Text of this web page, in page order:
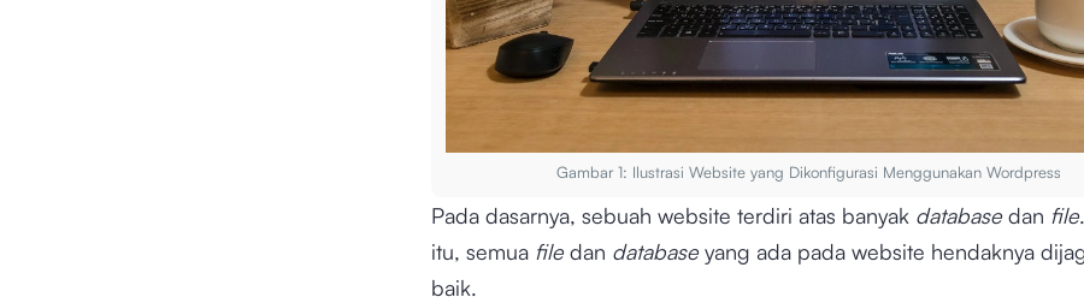
Gambar 1: Ilustrasi Website yang Dikonfigurasi Menggunakan Wordpress
Pada dasarnya, sebuah website terdiri atas banyak databasedan file
itu, semua filedan database yang ada pada website hendaknya
baik.